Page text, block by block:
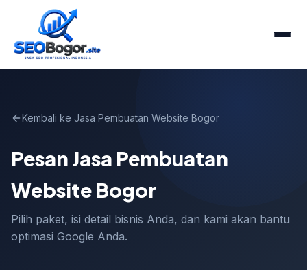
Kembali ke Jasa Pembuatan Website Bogor
Pesan Jasa Pembuatan
Website Bogor
Pilih paket, isi detail bisnis Anda, dan kami akan bantu
optimasi Google Anda.